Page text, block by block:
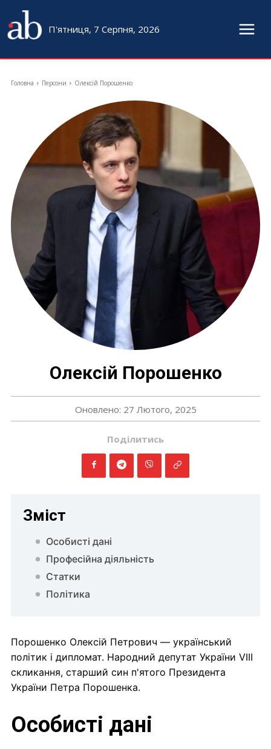
П'ятниця, 7 Серпня, 2026
Головна Персони Олексій Порошенко
Олексій Порошенко
Оновлено: 27 Лютого, 2025
Поділитись
Зміст
Особисті дані
Професійна діяльність
Статки
Політика
Порошенко Олексій Петрович — український
політик і дипломат. Народний депутат України VIII
скликання, старший син п'ятого Президента
України Петра Порошенка.
Особисті дані